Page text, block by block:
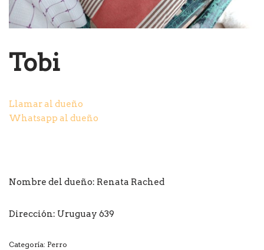
Tobi
Llamar al dueño
Whatsapp al dueño
Nombre del dueño: Renata Rached
Dirección: Uruguay 639
Categoría: Perro